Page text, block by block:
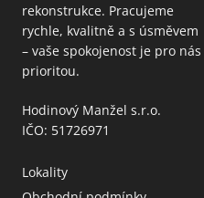
rekonstrukce. Pracujeme
rychle, kvalitně a s úsměvem
– vaše spokojenost je pro nás
prioritou.
Hodinový Manžel s.r.o.
IČO: 51726971
Lokality